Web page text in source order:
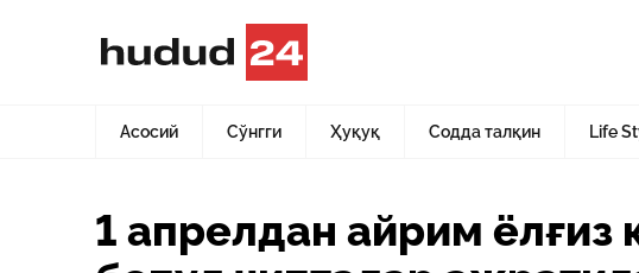
Асосий Сўнгги Ҳуқуқ Содда талқин Life
Янгиликлар 1 апрелдан айрим ёлғиз кексаларга поездга
1 апрелдан айрим ёлғиз